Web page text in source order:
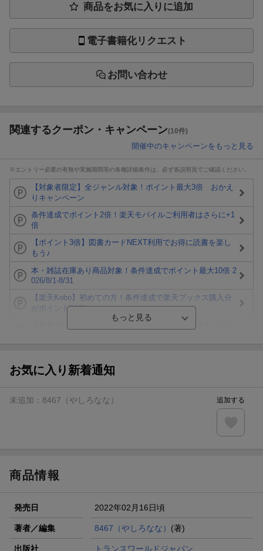
商品をお気に入りに追加
電子書籍化リクエスト
お問い合わせ
関連するクーポン・キャンペーン(10件)
開催中のキャンペーンをもっと見る
※エントリー必要の有無や実施期間等の各種詳細条件は、必ず各説明頁でご確認ください。
【対象者限定】全ジャンル対象！ポイント最大3倍 おかえ
りキャンペーン
条件達成でポイント2倍！楽天モバイルご利用者はさらに+1
倍
【ポイント3倍】図書カードNEXT利用でお得に読書を楽し
もう♪
本・雑誌在庫あり商品対象！条件達成でポイント最大10倍 2
026/8/1-8/31
【楽天Kobo】初めての方！条件達成で楽天ブックス購入分
がポイント20倍
ト山分け
エントリー＆3,000円以上購入で無料データSIM（3GB/月プ
楽天モバイル紹介キャンペーンの拡散で300円OFFクーポン
お気に入り新着通知
未追加： 8467（やしろなな） 追加する
商品情報
発売日 2022年02月16日頃
著者／編集 8467（やしろなな） (著)
出版社 トランスワールドジャパン